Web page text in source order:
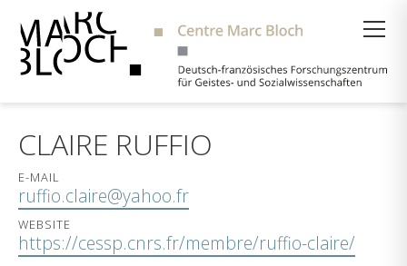
CLAIRE RUFFIO
E-MAIL
ruffio.claire@yahoo.fr
WEBSITE
https://cessp.cnrs.fr/membre/ruffio-claire/